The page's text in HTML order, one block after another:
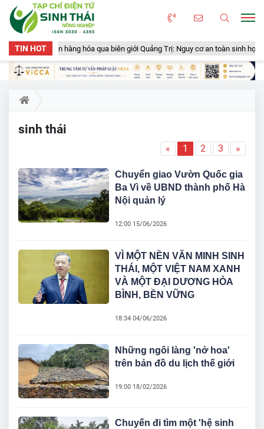
TIN HOT
gần 50 tấn hàng hóa qua biên giới Quảng Trị: Nguy cơ an toàn sinh học, an
sinh thái
« 1 2 3 »
Chuyển giao Vườn Quốc gia
Ba Vì về UBND thành phố Hà
Nội quản lý
12:00 15/06/2026
VÌ MỘT NỀN VĂN MINH SINH
THÁI, MỘT VIỆT NAM XANH
VÀ MỘT ĐẠI DƯƠNG HÒA
BÌNH, BỀN VỮNG
18:34 04/06/2026
Những ngôi làng 'nở hoa'
trên bản đồ du lịch thế giới
19:00 18/02/2026
Chuyến đi tìm một 'hệ sinh